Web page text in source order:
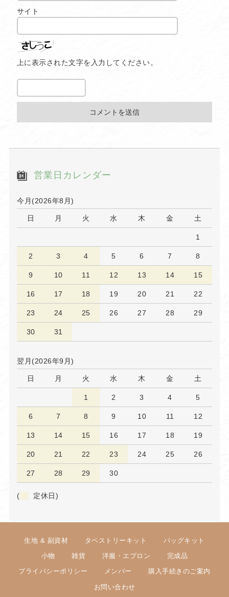
サイト
上に表示された文字を入力してください。
営業日カレンダー
今月(2026年8月)
日 月 火 水 木 金 土
1
2 3 4 5 6 7 8
9 10 11 12 13 14 15
16 17 18 19 20 21 22
23 24 25 26 27 28 29
30 31
翌月(2026年9月)
日 月 火 水 木 金 土
1 2 3 4 5
6 7 8 9 10 11 12
13 14 15 16 17 18 19
20 21 22 23 24 25 26
27 28 29 30
( 定休日)
生地 & 副資材 タペストリーキット バッグキット
小物 雑貨 洋服・エプロン 完成品
プライバシーポリシー メンバー 購入手続きのご案内
お問い合わせ